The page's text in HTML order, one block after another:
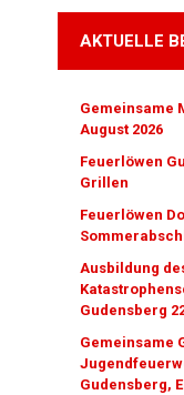
AKTUELLE
Gemeinsame
August 2026
Feuerlöwen
Grillen
Feuerlöwen
Ausbildung
Gudensberg
Gemeinsame
Gudensberg,